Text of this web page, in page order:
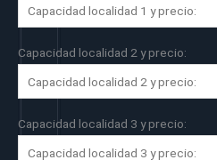
Capacidad localidad 2 y precio:
Capacidad localidad 3 y precio: